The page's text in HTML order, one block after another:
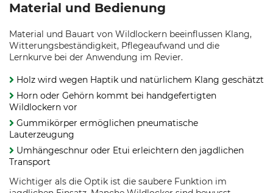
Material und Bedienung
Material und Bauart von Wildlockern beeinflussen Klang,
Witterungsbeständigkeit, Pflegeaufwand und die
Lernkurve bei der Anwendung im Revier.
Holz wird wegen Haptik und natürlichem Klang geschätzt
Horn oder Gehörn kommt bei handgefertigten
Wildlockern vor
Gummikörper ermöglichen pneumatische
Lauterzeugung
Umhängeschnur oder Etui erleichtern den jagdlichen
Transport
Wichtiger als die Optik ist die saubere Funktion im